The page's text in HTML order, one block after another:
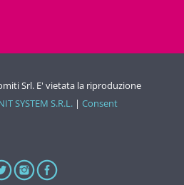
Srl. E' vietata la riproduzione
SYSTEM S.R.L. | Consent